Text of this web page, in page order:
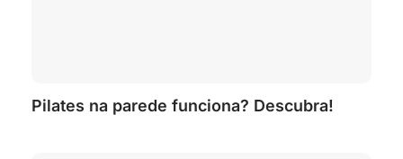
Pilates na parede funciona? Descubra!